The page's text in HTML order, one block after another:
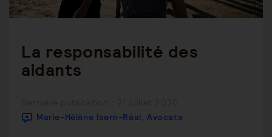
La responsabilité des
aidants
publiée :
Marie-Hélène Isern-Réal, Avocate